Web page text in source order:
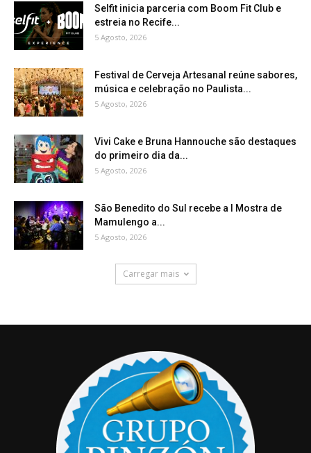
Selfit inicia parceria com Boom Fit Club e
estreia no Recife...
5 Agosto, 2026
Festival de Cerveja Artesanal reúne sabores,
música e celebração no Paulista...
5 Agosto, 2026
Vivi Cake e Bruna Hannouche são destaques
do primeiro dia da...
5 Agosto, 2026
São Benedito do Sul recebe a I Mostra de
Mamulengo a...
5 Agosto, 2026
Carregar mais